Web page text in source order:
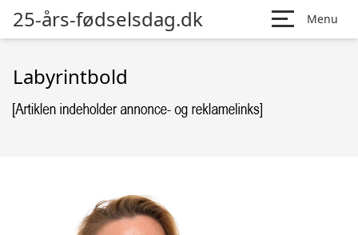
25-års-fødselsdag.dk Menu
Labyrintbold